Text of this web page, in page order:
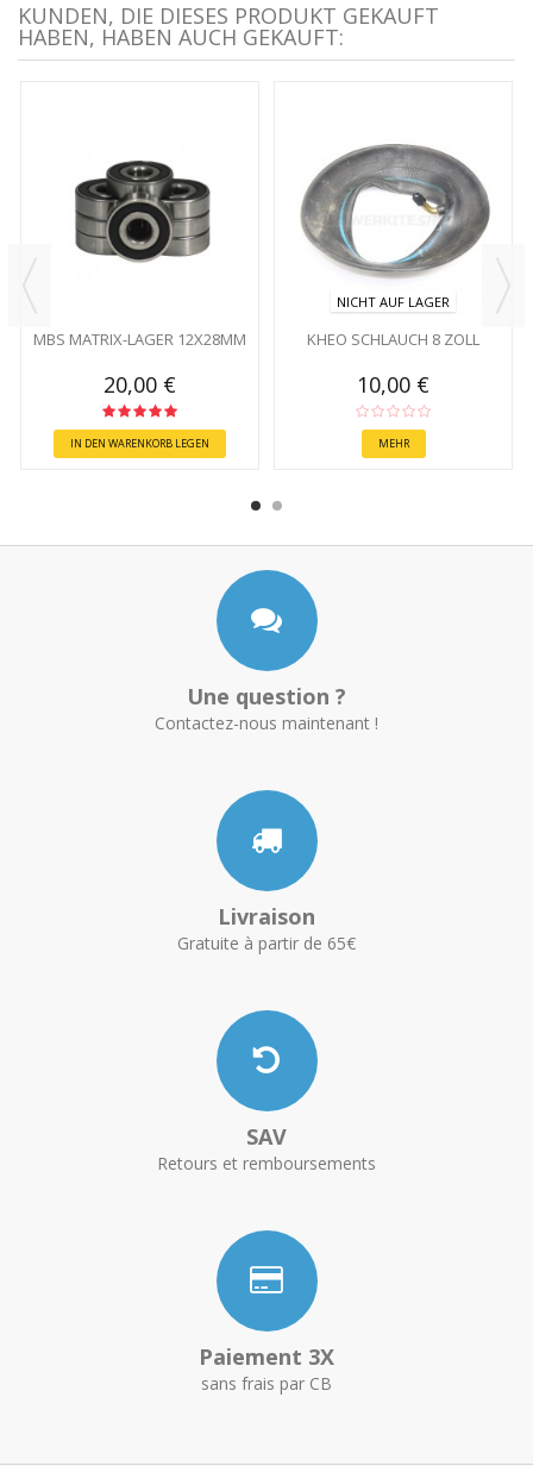
KUNDEN, DIE DIESES PRODUKT GEKAUFT
HABEN, HABEN AUCH GEKAUFT:
MBS MATRIX-LAGER 12X28MM
20,00 €
IN DEN WARENKORB LEGEN
NICHT AUF LAGER
KHEO SCHLAUCH 8 ZOLL
10,00 €
MEHR
Une question ?
Contactez-nous maintenant !
Livraison
Gratuite à partir de 65€
SAV
Retours et remboursements
Paiement 3X
sans frais par CB